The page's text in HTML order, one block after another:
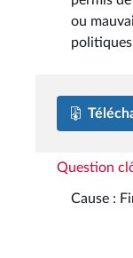
ou
Question
Cause :